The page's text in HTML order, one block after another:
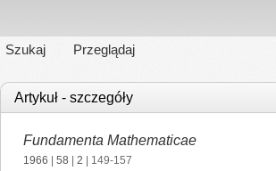
Szukaj Przeglądaj
Artykuł - szczegóły
Fundamenta Mathematicae
1966 58 2 | 149-157